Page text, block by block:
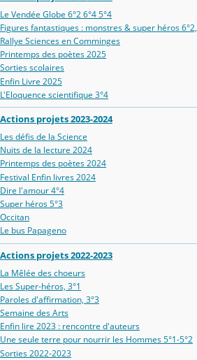
Le Vendée Globe 6°2 6°4 5°4
Figures fantastiques : monstres & super héros
Rallye Sciences en Comminges
Printemps des poètes 2025
Sorties scolaires
Enfin Livre 2025
L'Eloquence scientifique 3°4
Actions projets 2023-2024
Les défis de la Science
Nuits de la lecture 2024
Printemps des poètes 2024
Festival Enfin livres 2024
Dire l'amour 4°4
Super héros 5°3
Occitan
Le bus Papageno
Actions projets 2022-2023
La Mêlée des choeurs
Les Super-héros, 3°1
Paroles d'affirmation, 3°3
Semaine des Arts
Enfin lire 2023 : rencontre d'auteurs
Une seule terre pour nourrir les Hommes 5°1-5°2
Sorties 2022-2023